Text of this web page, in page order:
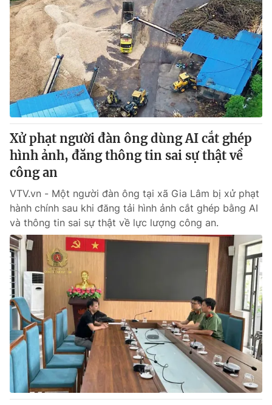
VTV Money VTV Thể thao
VTV Sức khoẻ Bất động sản
Thị trường 24h Tấm lòng Việt
VTV4 Vươn mình bằng AI
VTV9 VTV8
Liên hệ tòa soạn
THỜI BÁO VTV
Theo dõi báo trên
Cơ quan chủ quản: Đài Truyền hình Việt Nam
Cơ quan báo chí:Thời báo VTV
Giấy phép hoạt động báo in và báo điện tử số 483/GP-BTTTT
cấp ngày 29/12/2023
Tổng Biên tập:Vũ Thanh Thủy
Phó Tổng Biên tập:Nguyễn Thị Mỹ Hạnh, Phạm Quốc Thắng,
Xử phạt người đàn ông dùng AI cắt ghép
hình ảnh, đăng thông tin sai sự thật về
công an
VTV.vn - Một người đàn ông tại xã Gia Lâm bị xử phạt
hành chính sau khi đăng tải hình ảnh cắt ghép bằng AI
và thông tin sai sự thật về lực lượng công an.